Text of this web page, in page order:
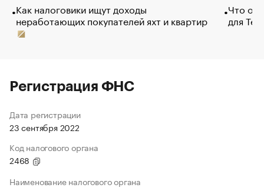
Как налоговики ищут доходы
неработающих покупателей яхт и квартир
Что
для
Регистрация ФНС
Дата регистрации
23 сентября 2022
Код налогового органа
2468
Наименование налогового органа